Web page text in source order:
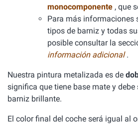
monocomponente , que
Para más informaciones
tipos de barniz y todas
posible consultar la
información adicional.
Nuestra pintura metalizada es de
significa que tiene base mate y debe
barniz brillante.
El color final del coche será igual al